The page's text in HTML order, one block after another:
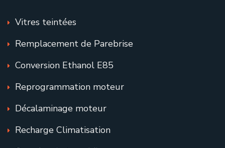
Vitres teintées
Remplacement de Parebrise
Conversion Ethanol E85
Reprogrammation moteur
Décalaminage moteur
Recharge Climatisation